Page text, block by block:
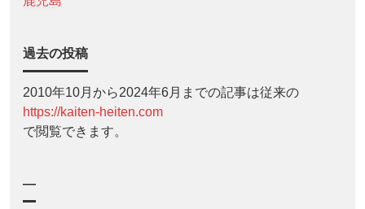
過去の投稿
2010年10月から2024年6月までの記事は従来の
https://kaiten-heiten.com
で閲覧できます。
—